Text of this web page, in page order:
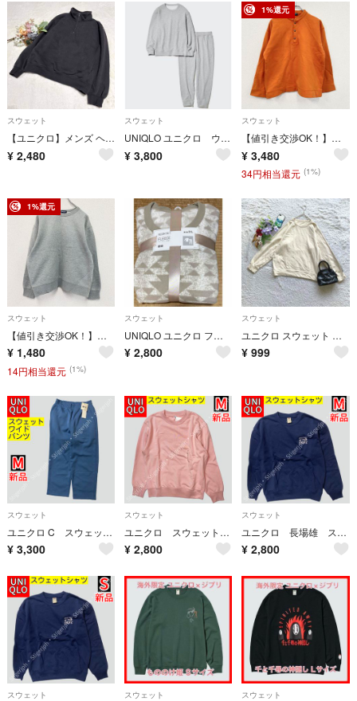
スウェット
【ユニクロ】メンズ ヘビーウェイトスウェットハーフジッププルオーバー M ○
¥ 2,480
スウェット
UNIQLO ユニクロ ウルトラストレッチ スウェットセット グレー L メンズ
¥ 3,800
1%還元
スウェット
【値引き交渉OK！】～00s UNIQLO ユニクロ ヘンリーネックスウェット/トレーナー ヴィンテージ 橙色 オレンジ XLサイズ 古着
¥ 3,480
34円相当還元 (1%)
1%還元
スウェット
【値引き交渉OK！】～00s OLD UNIQLO オールドユニクロ スウェット/トレーナー ヴィンテージ グレー 灰色 Mサイズ 古着
¥ 1,480
14円相当還元 (1%)
スウェット
UNIQLO ユニクロ フリースセット 長袖 メンズ 3XL ベージュ系
¥ 2,800
スウェット
ユニクロ スウェット 長袖 ラグラン L 普段着 コットン混 メンズ 着回し
¥ 999
スウェット
ユニクロ C スウェットワイドパンツ ブルー Mサイズ
¥ 3,300
スウェット
ユニクロ スウェットシャツ ピンク Mサイズ
¥ 2,800
スウェット
ユニクロ 長場雄 スウェットシャツ ネイビー Mサイズ
¥ 2,800
スウェット スウェット スウェット